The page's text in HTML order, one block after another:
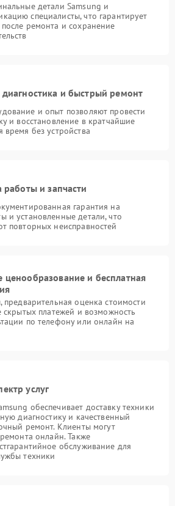
детали Samsung и
специалисты, что гарантирует
ремонта и сохранение
диагностика и быстрый ремонт
и опыт позволяют провести
и восстановление в кратчайшие
без устройства
работы и запчасти
гарантия на
и установленные детали, что
повторных неисправностей
ценообразование и бесплатная
предварительная оценка стоимости
скрытых платежей и возможность
по телефону или онлайн на
услуг
обеспечивает доставку техники
диагностику и качественный
ремонт. Клиенты могут
онлайн. Также
обслуживание для
техники